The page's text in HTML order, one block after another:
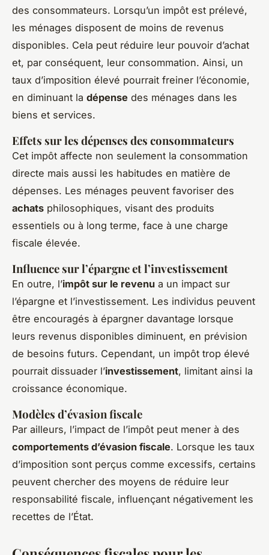
des consommateurs. Lorsqu’un impôt est prélevé,
les ménages disposent de moins de revenus
disponibles. Cela peut réduire leur pouvoir d’achat
et, par conséquent, leur consommation. Ainsi, un
taux d’imposition élevé pourrait freiner l’économie,
en diminuant la dépense des ménages dans les
biens et services.
Effets sur les dépenses des consommateurs
Cet impôt affecte non seulement la consommation
directe mais aussi les habitudes en matière de
dépenses. Les ménages peuvent favoriser des
achats philosophiques, visant des produits
essentiels ou à long terme, face à une charge
fiscale élevée.
Influence sur l’épargne et l’investissement
En outre, l’impôt sur le revenu a un impact sur
l’épargne et l’investissement. Les individus peuvent
être encouragés à épargner davantage lorsque
leurs revenus disponibles diminuent, en prévision
de besoins futurs. Cependant, un impôt trop élevé
pourrait dissuader l’investissement, limitant ainsi la
croissance économique.
Modèles d’évasion fiscale
Par ailleurs, l’impact de l’impôt peut mener à des
comportements d’évasion fiscale. Lorsque les taux
d’imposition sont perçus comme excessifs, certains
peuvent chercher des moyens de réduire leur
responsabilité fiscale, influençant négativement les
recettes de l’État.